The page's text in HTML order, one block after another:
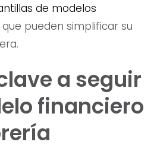
de modelos
que pueden simplificar su
a seguir
financiero